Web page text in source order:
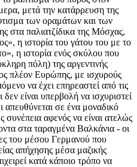
μετά την κατάρρευση της
των οραμάτων και των
στα παλιατζίδικα της Μόσχας,
η ιστορία του γάτου του με το
η ιστορία ενός σκύλου που
πόλη) της αργεντινής
πλέον Ευρώπης, με ισχυρούς
να έχει επηρεαστεί από τις
δεν είναι υπερβολή να ισχυριστεί
απευθύνεται σε ένα μοναδικό
συνέπεια αφενός να είναι ατελώς
στα ταραγμένα Βαλκάνια - οι
του μέσου Γερμανού που
απήχησης μέσα μαζικής
κατά κάποιο τρόπο να